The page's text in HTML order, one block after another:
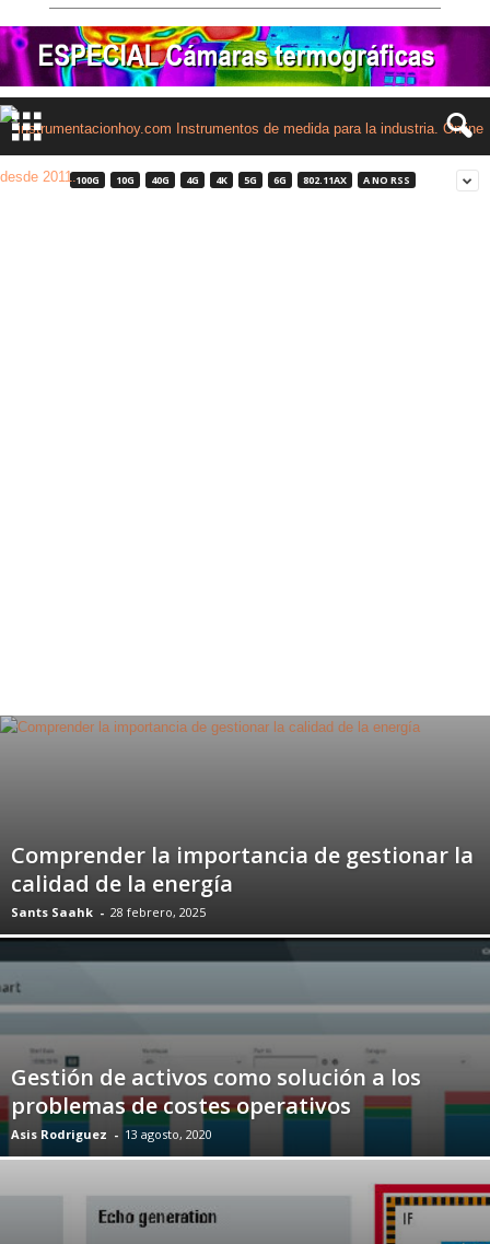
100G 10G 40G 4G 4K 5G 6G 802.11AX A NO RSS
Comprender la importancia de gestionar la
calidad de la energía
Sants Saahk - 28 febrero, 2025
Gestión de activos como solución a los
problemas de costes operativos
Asis Rodriguez - 13 agosto, 2020